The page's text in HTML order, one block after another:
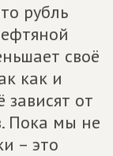
рубль
своё
как и
от
Пока мы не
– это